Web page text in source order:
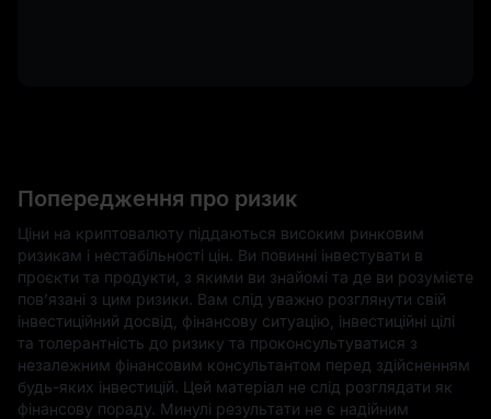
Попередження про ризик
Ціни на криптовалюту піддаються високим ринковим
ризикам і нестабільності цін. Ви повинні інвестувати в
проєкти та продукти, з якими ви знайомі та де ви розумієте
пов’язані з цим ризики. Вам слід уважно розглянути свій
інвестиційний досвід, фінансову ситуацію, інвестиційні цілі
та толерантність до ризику та проконсультуватися з
незалежним фінансовим консультантом перед здійсненням
будь-яких інвестицій. Цей матеріал не слід розглядати як
фінансову пораду. Минулі результати не є надійним